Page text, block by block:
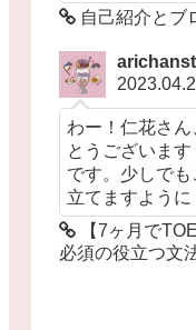
自己紹介とブ
わー！仁花さ
とうございま
です。少しで
立てますように
【7ヶ月で
必須の役立つ文